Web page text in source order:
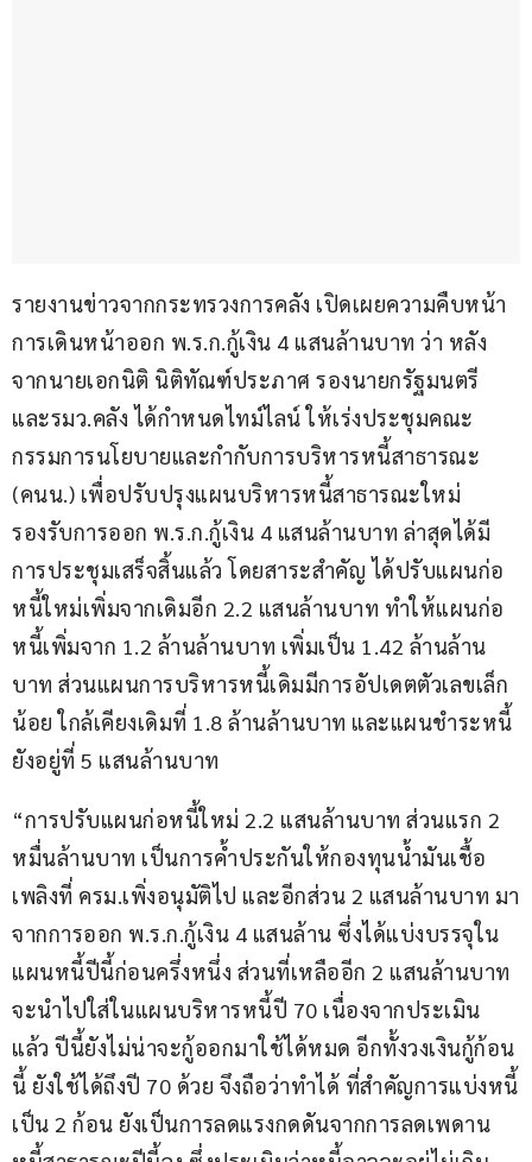
รายงานข่าวจากกระทรวงการคลัง เปิดเผยความคืบหน้า
การเดินหน้าออก พ.ร.ก.กู้เงิน 4 แสนล้านบาท ว่า หลัง
จากนายเอกนิติ นิติทัณฑ์ประภาศ รองนายกรัฐมนตรี
และรมว.คลัง ได้กำหนดไทม์ไลน์ ให้เร่งประชุมคณะ
กรรมการนโยบายและกำกับการบริหารหนี้สาธารณะ
(คนน.) เพื่อปรับปรุงแผนบริหารหนี้สาธารณะใหม่
รองรับการออก พ.ร.ก.กู้เงิน 4 แสนล้านบาท ล่าสุดได้มี
การประชุมเสร็จสิ้นแล้ว โดยสาระสำคัญ ได้ปรับแผนก่อ
หนี้ใหม่เพิ่มจากเดิมอีก 2.2 แสนล้านบาท ทำให้แผนก่อ
หนี้เพิ่มจาก 1.2 ล้านล้านบาท เพิ่มเป็น 1.42 ล้านล้าน
บาท ส่วนแผนการบริหารหนี้เดิมมีการอัปเดตตัวเลขเล็ก
น้อย ใกล้เคียงเดิมที่ 1.8 ล้านล้านบาท และแผนชำระหนี้
ยังอยู่ที่ 5 แสนล้านบาท
“การปรับแผนก่อหนี้ใหม่ 2.2 แสนล้านบาท ส่วนแรก 2
หมื่นล้านบาท เป็นการค้ำประกันให้กองทุนน้ำมันเชื้อ
เพลิงที่ ครม.เพิ่งอนุมัติไป และอีกส่วน 2 แสนล้านบาท มา
จากการออก พ.ร.ก.กู้เงิน 4 แสนล้าน ซึ่งได้แบ่งบรรจุใน
แผนหนี้ปีนี้ก่อนครึ่งหนึ่ง ส่วนที่เหลืออีก 2 แสนล้านบาท
จะนำไปใส่ในแผนบริหารหนี้ปี 70 เนื่องจากประเมิน
แล้ว ปีนี้ยังไม่น่าจะกู้ออกมาใช้ได้หมด อีกทั้งวงเงินกู้ก้อน
นี้ ยังใช้ได้ถึงปี 70 ด้วย จึงถือว่าทำได้ ที่สำคัญการแบ่งหนี้
เป็น 2 ก้อน ยังเป็นการลดแรงกดดันจากการลดเพดาน